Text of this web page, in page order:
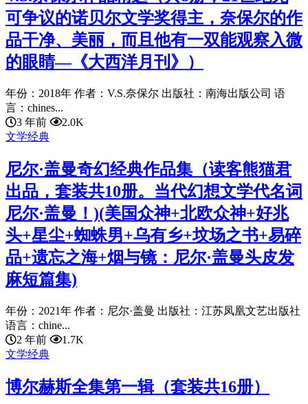
可争议的诺贝尔文学奖得主，奈保尔的作
品干净、美丽，而且他有一双能观察入微
的眼睛—《大西洋月刊》）
年份：2018年 作者：V.S.奈保尔 出版社：南海出版公司 语
言：chines...
3 年前
2.0K
文学经典
尼尔·盖曼奇幻经典作品集（读客熊猫君
出品，套装共10册。当代幻想文学代名词
尼尔·盖曼！)(美国众神+北欧众神+好兆
头+星尘+蜘蛛男+乌有乡+坟场之书+易碎
品+遗忘之海+烟与镜：尼尔·盖曼头皮发
麻短篇集)
年份：2021年 作者：尼尔·盖曼 出版社：江苏凤凰文艺出版社
语言：chine...
2 年前
1.7K
文学经典
博尔赫斯全集第一辑（套装共16册）